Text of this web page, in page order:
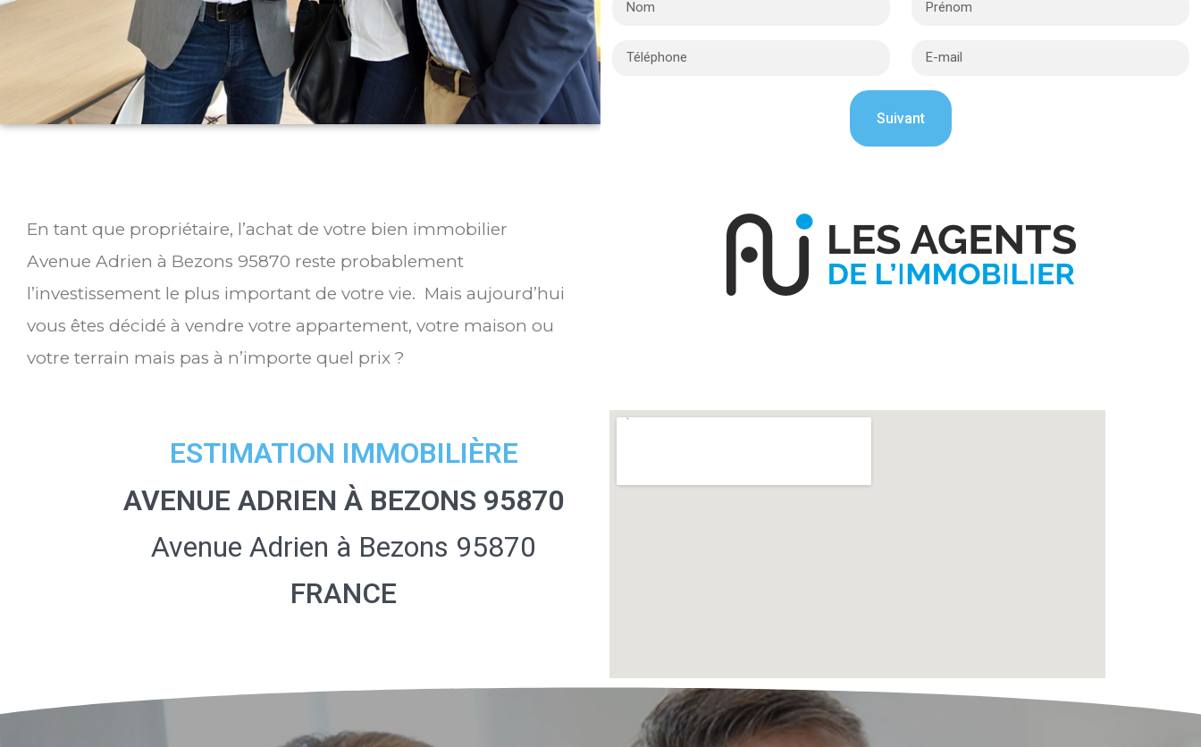
En tant que propriétaire, l’achat de votre bien immobilier
Avenue Adrien à Bezons 95870 reste probablement
l’investissement le plus important de votre vie. Mais aujourd’hui
vous êtes décidé à vendre votre appartement, votre maison ou
votre terrain mais pas à n’importe quel prix ?
ESTIMATION IMMOBILIÈRE
AVENUE ADRIEN À BEZONS 95870
Avenue Adrien à Bezons 95870
FRANCE